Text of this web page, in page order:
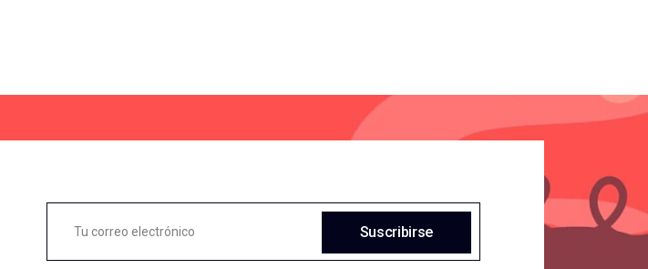
Suscribirse